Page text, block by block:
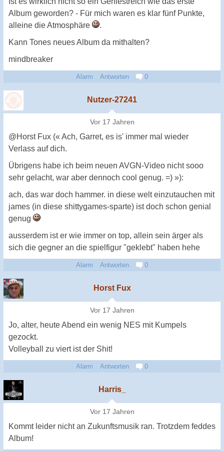
Album geworden? - Für mich waren es klar fünf Punkte,
alleine die Atmosphäre
.
Kann Tones neues Album da mithalten?
mindbreaker
Alarm Antworten 0
Nutzer-27241
Vor 17 Jahren
@Horst Fux (« Ach, Garret, es is' immer mal wieder
Verlass auf dich.
Übrigens habe ich beim neuen AVGN-Video nicht sooo
sehr gelacht, war aber dennoch cool genug. =) »):
ach, das war doch hammer. in diese welt einzutauchen mit
james (in diese shittygames-sparte) ist doch schon genial
genug
ausserdem ist er wie immer on top, allein sein ärger als
sich die gegner an die spielfigur "geklebt" haben hehe
Alarm Antworten 0
Horst Fux
Vor 17 Jahren
Jo, alter, heute Abend ein wenig NES mit Kumpels
gezockt.
Volleyball zu viert ist der Shit!
Alarm Antworten 0
Harris_
Vor 17 Jahren
Kommt leider nicht an Zukunftsmusik ran. Trotzdem feddes
Album!